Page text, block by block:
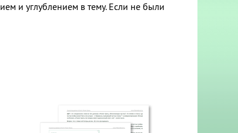
и углублением в тему. Если не были